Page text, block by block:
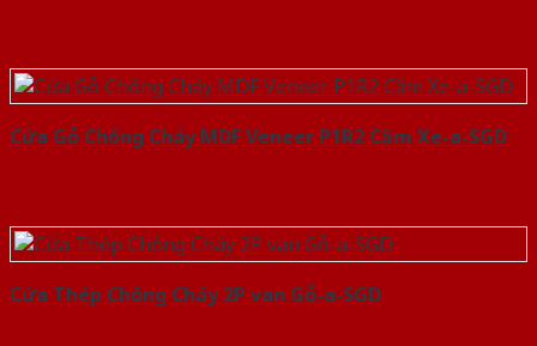
Cửa Gỗ Chống Cháy MDF Veneer P1R2 Căm Xe-a-SGD
Cửa Thép Chống Cháy 2P van Gỗ-a-SGD